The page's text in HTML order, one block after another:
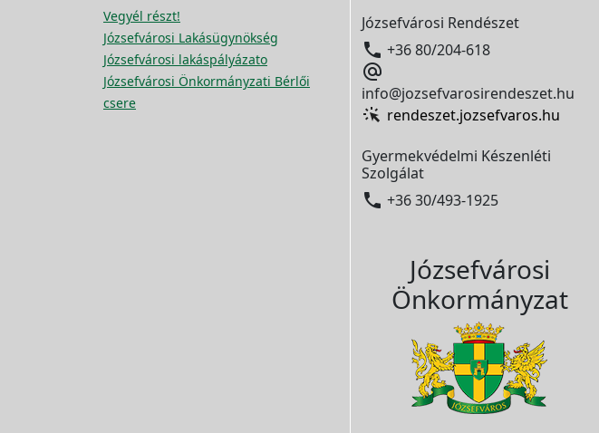
Vegyél részt!
Józsefvárosi Lakásügynökség
Józsefvárosi lakáspályázato
Józsefvárosi Önkormányzati Bérlői
csere
Józsefvárosi Rendészet
 +36 80/204-618

info@jozsefvarosirendeszet.hu
rendeszet.jozsefvaros.hu
Gyermekvédelmi Készenléti
Szolgálat
 +36 30/493-1925
Józsefvárosi
Önkormányzat